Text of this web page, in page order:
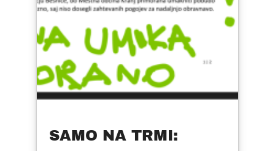
SAMO NA TRMI: